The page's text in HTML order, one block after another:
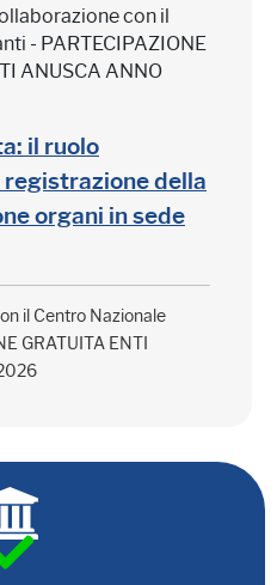
con il
- PARTECIPAZIONE
ANUSCA ANNO
il ruolo
della
organi in sede
il Centro Nazionale
GRATUITA ENTI